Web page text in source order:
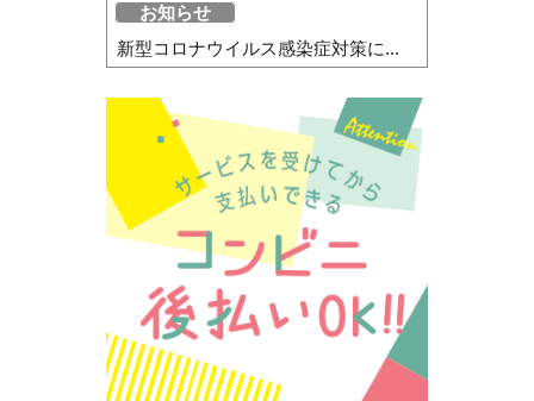
お知らせ
新型コロナウイルス感染症対策に...